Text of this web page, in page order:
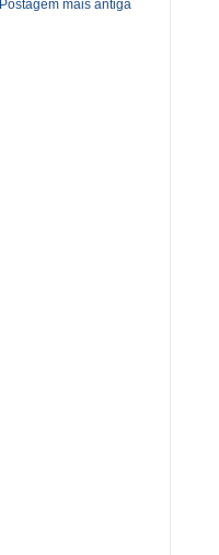
Postagem mais antiga